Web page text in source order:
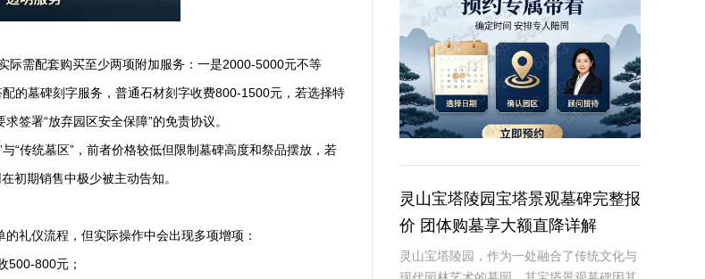
际需配套购买至少两项附加服务：一是2000-5000元不等
的墓碑刻字服务，普通石材刻字收费800-1500元，若选择特
签署“放弃园区安全保障”的免责协议。
“传统墓区”，前者价格较低但限制墓碑高度和祭品摆放，若
初期销售中极少被主动告知。
礼仪流程，但实际操作中会出现多项增项：
500-800元；
角度详细解析惠灵山陵园高性价比传统墓碑
的底价年度特惠活动，帮助消费者在规划丧
葬事务时做
灵山宝塔陵园宝塔景观墓碑完整报
价 团体购墓享大额直降详解
灵山宝塔陵园，作为一处融合了传统文化与